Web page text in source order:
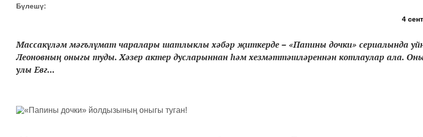
Бүлешү:
4
Массакүләм мәгълүмат чаралары шатлыклы хәбәр җиткерде – «Папины дочки» сериалында
Леоновның оныгы туды. Хәзер актер дусларыннан һәм хезмәттәшләреннән котлаулар ала.
улы Евг...